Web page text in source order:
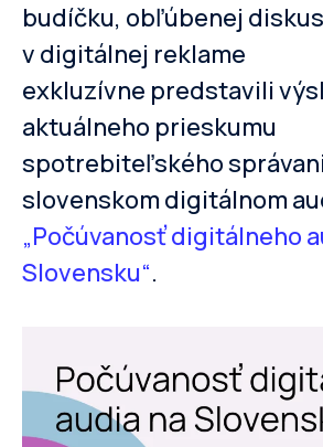
budíčku, obľúbenej
v digitálnej reklame
exkluzívne predstavili
aktuálneho prieskumu
spotrebiteľského
slovenskom digitálnom
„Počúvanosť digitálneho
Slovensku“.